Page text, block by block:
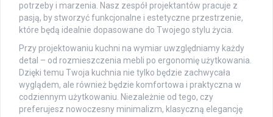
potrzeby i marzenia. Nasz zespół projektantów pracuje z
pasją, by stworzyć funkcjonalne i estetyczne przestrzenie,
które będą idealnie dopasowane do Twojego stylu życia.
Przy projektowaniu kuchni na wymiar uwzględniamy każdy
detal – od rozmieszczenia mebli po ergonomię użytkowania.
Dzięki temu Twoja kuchnia nie tylko będzie zachwycała
wyglądem, ale również będzie komfortowa i praktyczna w
codziennym użytkowaniu. Niezależnie od tego, czy
preferujesz nowoczesny minimalizm, klasyczną elegancję